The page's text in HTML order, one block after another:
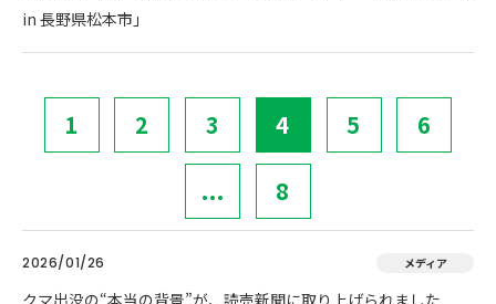
in 長野県松本市」
1 2 3 4 5 6
... 8
2026/01/26 メディア
クマ出没の“本当の背景”が、読売新聞に取り上げられました